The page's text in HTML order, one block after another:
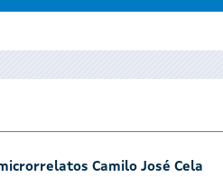
Camilo José Cela